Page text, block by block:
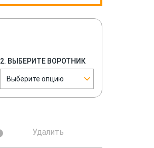
2. ВЫБЕРИТЕ ВОРОТНИК
Выберите опцию
Удалить